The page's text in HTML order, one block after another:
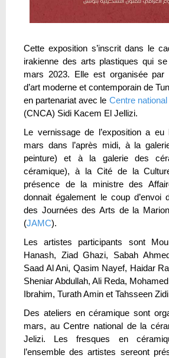
Cette exposition s’inscrit dans le
irakienne des arts plastiques qui
mars 2023. Elle est organisée par
d’art moderne et contemporain de
en partenariat avec le Centre
(CNCA) Sidi Kacem El Jellizi.
Le vernissage de l’exposition a
mars dans l’après midi, à la
peinture) et à la galerie des
céramique), à la Cité de la
présence de la ministre des
donnait également le coup d’envoi
des Journées des Arts de la
(JAMC).
Les artistes participants sont
Hanash, Ziad Ghazi, Sabah
Saad Al Ani, Qasim Nayef, Haidar
Sheniar Abdullah, Ali Reda,
Ibrahim, Turath Amin et Tahsseen
Des ateliers en céramique sont
mars, au Centre national de la
Jelizi. Les fresques en
l’ensemble des artistes sereont